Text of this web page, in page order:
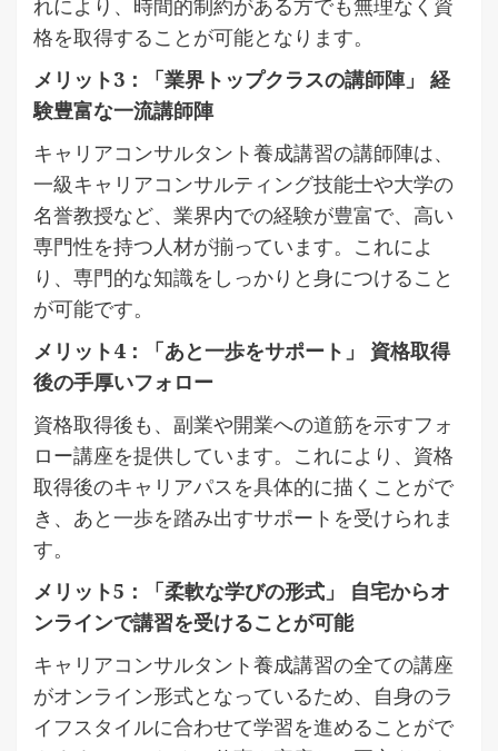
格を取得することが可能となります。
メリット3：「業界トップクラスの講師陣」 経
験豊富な一流講師陣
キャリアコンサルタント養成講習の講師陣は、
一級キャリアコンサルティング技能士や大学の
名誉教授など、業界内での経験が豊富で、高い
専門性を持つ人材が揃っています。これによ
り、専門的な知識をしっかりと身につけること
が可能です。
メリット4：「あと一歩をサポート」 資格取得
後の手厚いフォロー
資格取得後も、副業や開業への道筋を示すフォ
ロー講座を提供しています。これにより、資格
取得後のキャリアパスを具体的に描くことがで
き、あと一歩を踏み出すサポートを受けられま
す。
メリット5：「柔軟な学びの形式」 自宅からオ
ンラインで講習を受けることが可能
キャリアコンサルタント養成講習の全ての講座
がオンライン形式となっているため、自身のラ
イフスタイルに合わせて学習を進めることがで